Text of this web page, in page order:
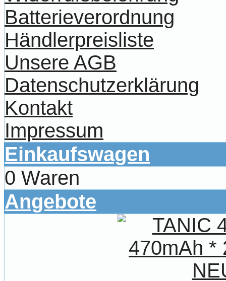
Batterieverordnung
Händlerpreisliste
Unsere AGB
Datenschutzerklärung
Kontakt
Impressum
Einkaufswagen
0 Waren
Angebote